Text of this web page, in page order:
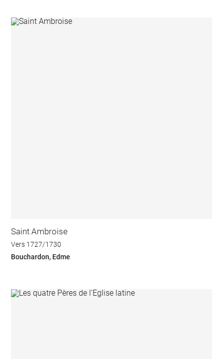
Saint Ambroise
Vers 1727/1730
Bouchardon, Edme